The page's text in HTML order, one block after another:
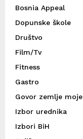
Bosnia Appeal
Dopunske škole
Društvo
Film/Tv
Fitness
Gastro
Govor zemlje moje
Izbor urednika
Izbori BiH